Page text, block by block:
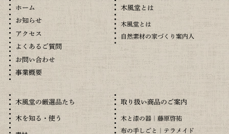
ホーム
お知らせ
アクセス
よくあるご質問
お問い合わせ
事業概要
木風堂とは
木風堂とは
自然素材の家づくり案内人
木風堂の厳選品たち
木を知る・使う
取り扱い商品のご案内
木と漆の器｜藤原啓祐
布の手しごと｜テラメイド